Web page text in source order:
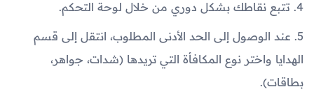
4. تتبع نقاطك بشكل دوري من خلال لوحة التحكم.
5. عند الوصول إلى الحد الأدنى المطلوب، انتقل إلى قسم
الهدايا واختر نوع المكافأة التي تريدها (شدات، جواهر،
بطاقات).